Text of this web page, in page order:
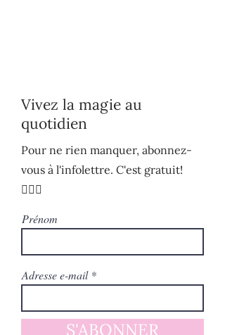
Vivez la magie au
quotidien
Pour ne rien manquer, abonnez-
vous à l'infolettre. C'est gratuit!
🧚🏻‍♀️
Prénom
Adresse e-mail
S'ABONNER